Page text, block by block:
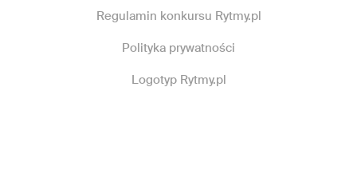
Regulamin konkursu Rytmy.pl
Polityka prywatności
Logotyp Rytmy.pl